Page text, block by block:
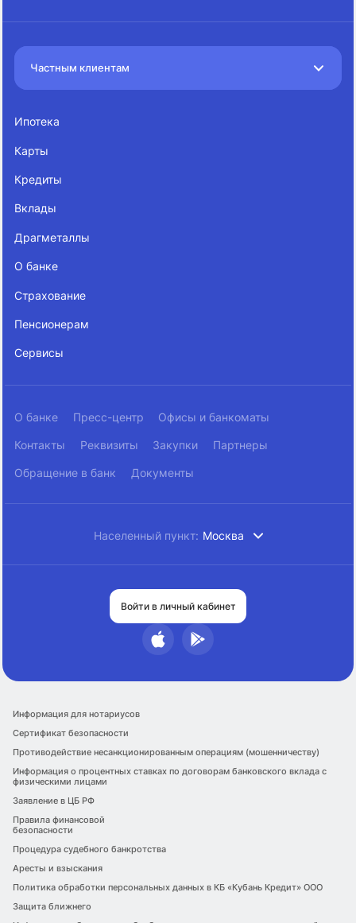
Частным клиентам
Ипотека
Карты
Кредиты
Вклады
Драгметаллы
О банке
Страхование
Пенсионерам
Сервисы
О банке Пресс-центр Офисы и банкоматы
Контакты Реквизиты Закупки Партнеры
Обращение в банк Документы
Населенный пункт: Москва
Войти в личный кабинет
Информация для нотариусов
Сертификат безопасности
Противодействие несанкционированным операциям (мошенничеству)
Информация о процентных ставках по договорам банковского вклада с
физическими лицами
Заявление в ЦБ РФ
Правила финансовой
безопасности
Процедура судебного банкротства
Аресты и взыскания
Политика обработки персональных данных в КБ «Кубань Кредит» ООО
Защита ближнего